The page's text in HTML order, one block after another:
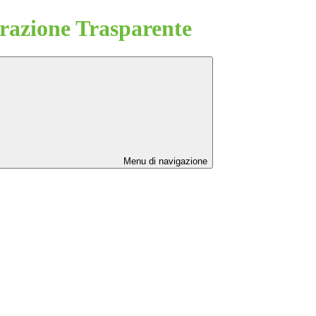
Trasparente
Menu di navigazione